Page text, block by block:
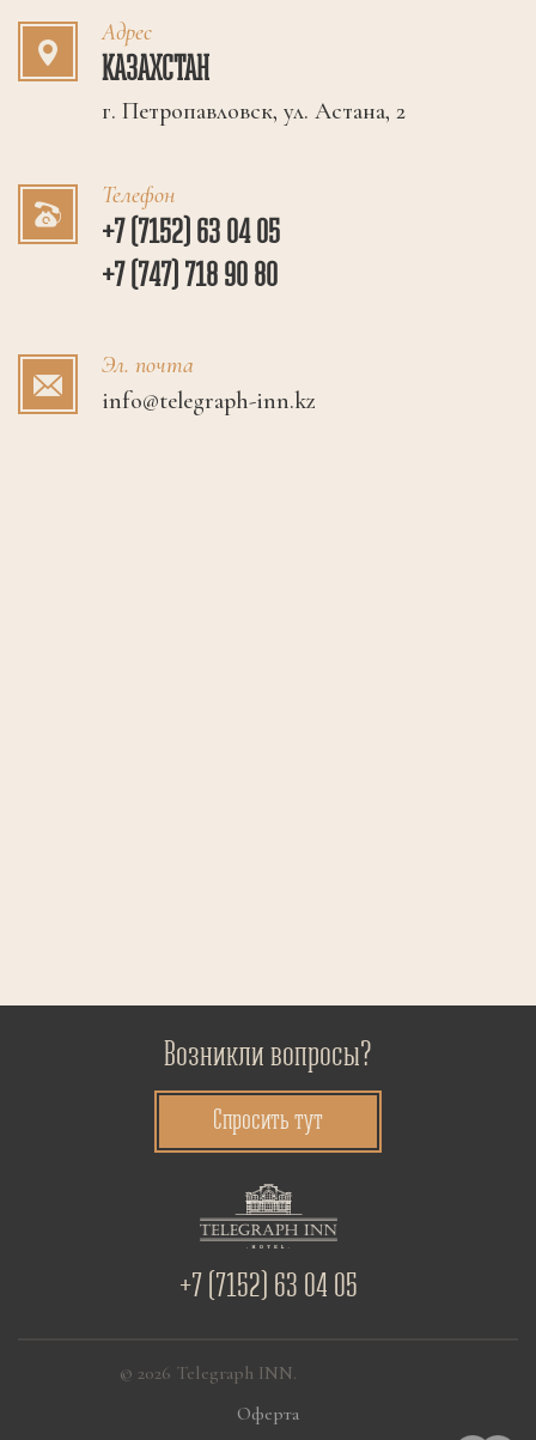
Адрес
КАЗАХСТАН
г. Петропавловск, ул. Астана, 2
Телефон
+7 (7152) 63 04 05
+7 (747) 718 90 80
Эл. почта
info@telegraph-inn.kz
Возникли вопросы?
Спросить тут
+7 (7152) 63 04 05
© 2026 Telegraph INN.
Оферта